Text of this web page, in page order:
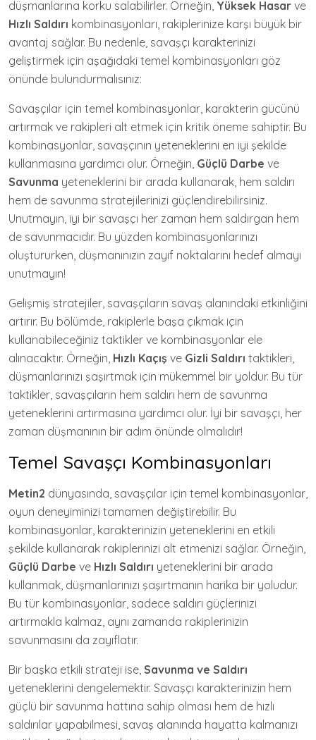
düşmanlarına korku salabilirler. Örneğin, Yüksek Hasar ve
Hızlı Saldırı kombinasyonları, rakiplerinize karşı büyük bir
avantaj sağlar. Bu nedenle, savaşçı karakterinizi
geliştirmek için aşağıdaki temel kombinasyonları göz
önünde bulundurmalısınız:
Savaşçılar için temel kombinasyonlar, karakterin gücünü
artırmak ve rakipleri alt etmek için kritik öneme sahiptir. Bu
kombinasyonlar, savaşçının yeteneklerini en iyi şekilde
kullanmasına yardımcı olur. Örneğin, Güçlü Darbe ve
Savunma yeteneklerini bir arada kullanarak, hem saldırı
hem de savunma stratejilerinizi güçlendirebilirsiniz.
Unutmayın, iyi bir savaşçı her zaman hem saldırgan hem
de savunmacıdır. Bu yüzden kombinasyonlarınızı
oluştururken, düşmanınızın zayıf noktalarını hedef almayı
unutmayın!
Gelişmiş stratejiler, savaşçıların savaş alanındaki etkinliğini
artırır. Bu bölümde, rakiplerle başa çıkmak için
kullanabileceğiniz taktikler ve kombinasyonlar ele
alınacaktır. Örneğin, Hızlı Kaçış ve Gizli Saldırı taktikleri,
düşmanlarınızı şaşırtmak için mükemmel bir yoldur. Bu tür
taktikler, savaşçıların hem saldırı hem de savunma
yeteneklerini artırmasına yardımcı olur. İyi bir savaşçı, her
zaman düşmanının bir adım önünde olmalıdır!
Temel Savaşçı Kombinasyonları
Metin2 dünyasında, savaşçılar için temel kombinasyonlar,
oyun deneyiminizi tamamen değiştirebilir. Bu
kombinasyonlar, karakterinizin yeteneklerini en etkili
şekilde kullanarak rakiplerinizi alt etmenizi sağlar. Örneğin,
Güçlü Darbe ve Hızlı Saldırı yeteneklerini bir arada
kullanmak, düşmanlarınızı şaşırtmanın harika bir yoludur.
Bu tür kombinasyonlar, sadece saldırı güçlerinizi
artırmakla kalmaz, aynı zamanda rakiplerinizin
savunmasını da zayıflatır.
Bir başka etkili strateji ise, Savunma ve Saldırı
yeteneklerini dengelemektir. Savaşçı karakterinizin hem
güçlü bir savunma hattına sahip olması hem de hızlı
saldırılar yapabilmesi, savaş alanında hayatta kalmanızı